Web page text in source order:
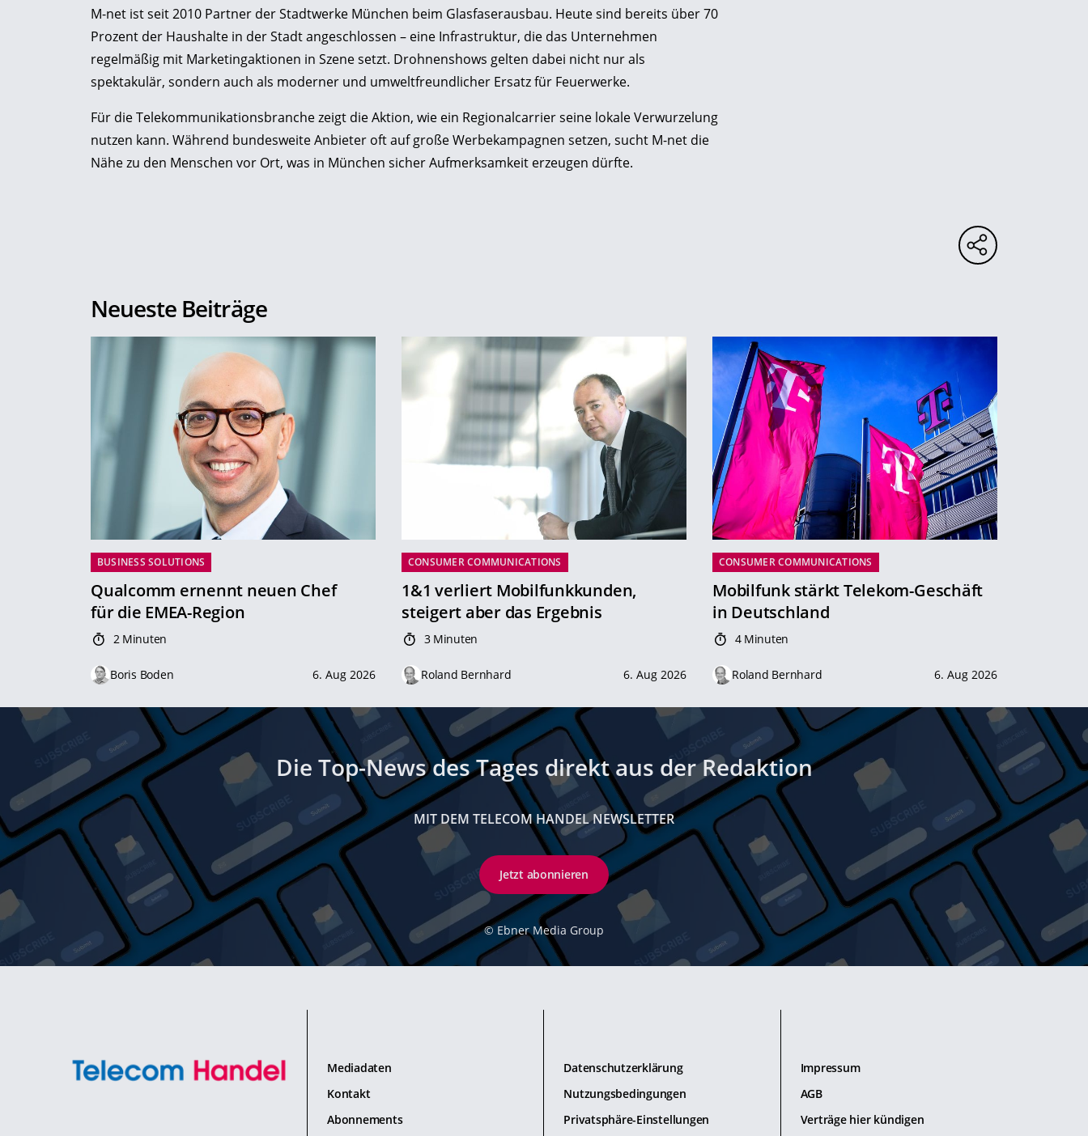
M-net ist seit 2010 Partner der Stadtwerke München beim Glasfaserausbau. Heute sind bereits über 70
Prozent der Haushalte in der Stadt angeschlossen – eine Infrastruktur, die das Unternehmen
regelmäßig mit Marketingaktionen in Szene setzt. Drohnenshows gelten dabei nicht nur als
spektakulär, sondern auch als moderner und umweltfreundlicher Ersatz für Feuerwerke.
Für die Telekommunikationsbranche zeigt die Aktion, wie ein Regionalcarrier seine lokale Verwurzelung
nutzen kann. Während bundesweite Anbieter oft auf große Werbekampagnen setzen, sucht M-net die
Nähe zu den Menschen vor Ort, was in München sicher Aufmerksamkeit erzeugen dürfte.
Neueste Beiträge
BUSINESS SOLUTIONS
Qualcomm ernennt neuen Chef
für die EMEA-Region
2 Minuten
Boris Boden 6. Aug 2026
CONSUMER COMMUNICATIONS
1&1 verliert Mobilfunkkunden,
steigert aber das Ergebnis
3 Minuten
Roland Bernhard 6. Aug 2026
CONSUMER COMMUNICATIONS
Mobilfunk stärkt Telekom-Geschäft
in Deutschland
4 Minuten
Roland Bernhard 6. Aug 2026
Die Top-News des Tages direkt aus der Redaktion
MIT DEM TELECOM HANDEL NEWSLETTER
Jetzt abonnieren
© Ebner Media Group
Mediadaten
Kontakt
Abonnements
Datenschutzerklärung
Nutzungsbedingungen
Privatsphäre-Einstellungen
Impressum
AGB
Verträge hier kündigen